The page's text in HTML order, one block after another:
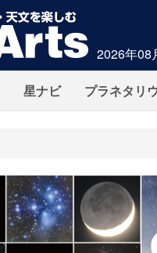
2026年08
星ナビ プラネタリ